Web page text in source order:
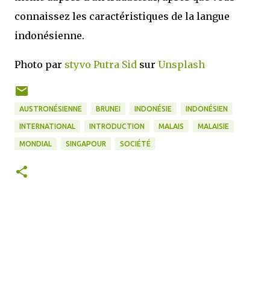
connaissez les caractéristiques de la langue
indonésienne.
Photo par styvo Putra Sid sur Unsplash
AUSTRONÉSIENNE BRUNEI INDONÉSIE INDONÉSIEN
INTERNATIONAL INTRODUCTION MALAIS MALAISIE
MONDIAL SINGAPOUR SOCIÉTÉ